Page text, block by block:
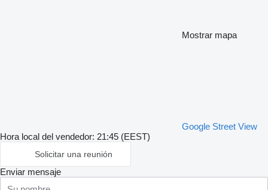
Mostrar mapa
Google Street View
Hora local del vendedor: 21:45 (EEST)
Solicitar una reunión
Enviar mensaje